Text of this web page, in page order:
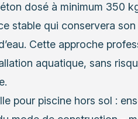
dosé à minimum 350
stable qui conservera
Cette approche
aquatique, sans
pour piscine hors sol :